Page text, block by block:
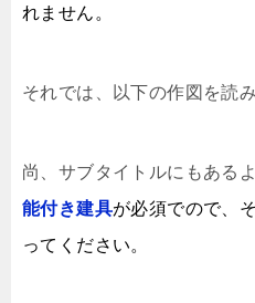
れません。
それでは、以下の作図を読
尚、サブタイトルにもある
能付き建具が必須でので、
ってください。